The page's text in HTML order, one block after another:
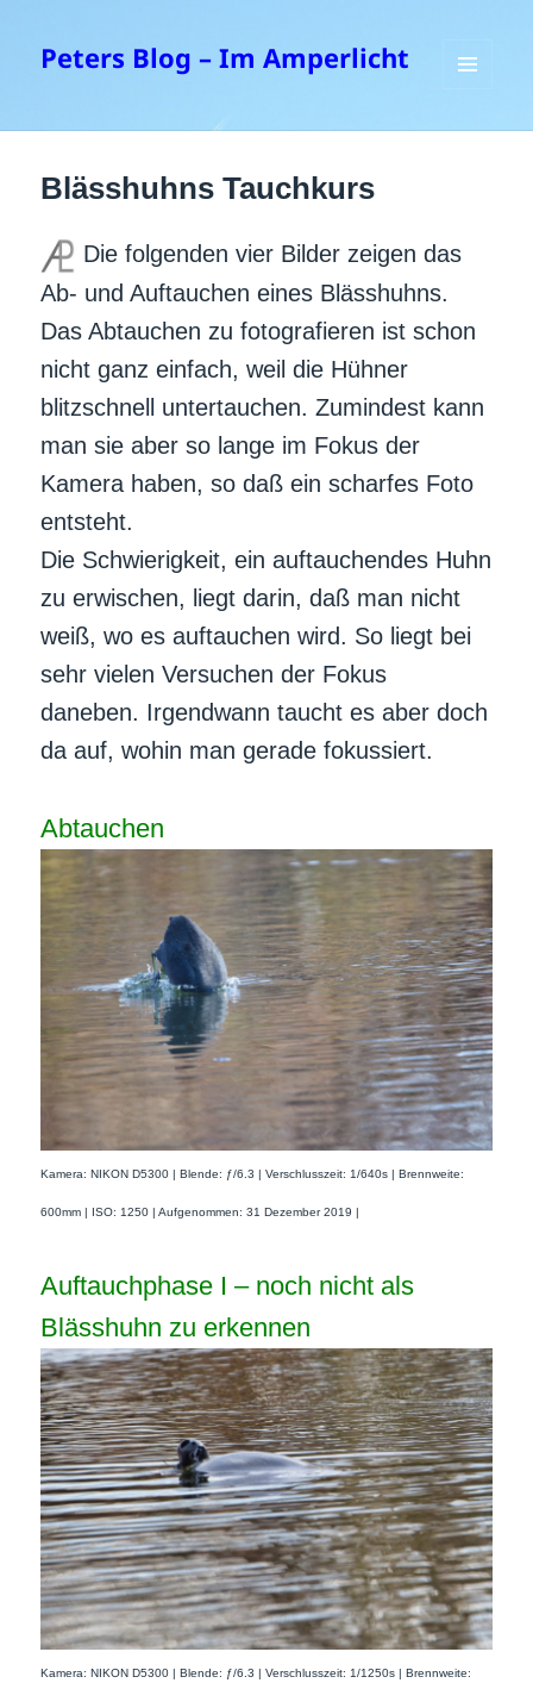
Peters Blog – Im Amperlicht
Blässhuhns Tauchkurs
Die folgenden vier Bilder zeigen das
Ab- und Auftauchen eines Blässhuhns.
Das Abtauchen zu fotografieren ist schon
nicht ganz einfach, weil die Hühner
blitzschnell untertauchen. Zumindest kann
man sie aber so lange im Fokus der
Kamera haben, so daß ein scharfes Foto
entsteht.
Die Schwierigkeit, ein auftauchendes Huhn
zu erwischen, liegt darin, daß man nicht
weiß, wo es auftauchen wird. So liegt bei
sehr vielen Versuchen der Fokus
daneben. Irgendwann taucht es aber doch
da auf, wohin man gerade fokussiert.
Abtauchen
Kamera: NIKON D5300 | Blende: ƒ/6.3 | Verschlusszeit: 1/640s | Brennweite:
600mm | ISO: 1250 | Aufgenommen: 31 Dezember 2019 |
Auftauchphase I – noch nicht als
Blässhuhn zu erkennen
Kamera: NIKON D5300 | Blende: ƒ/6.3 | Verschlusszeit: 1/1250s | Brennweite: